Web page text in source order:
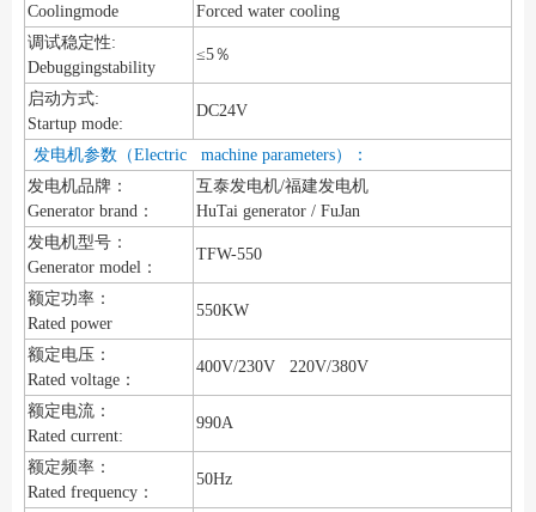
Coolingmode
Forced water cooling
调试稳定性:
Debuggingstability
≤5％
启动方式:
Startup mode:
DC24V
发电机参数（Electric machine parameters）：
发电机品牌：
Generator brand：
互泰发电机/福建发电机
HuTai generator / FuJan
发电机型号：
Generator model：
TFW-550
额定功率：
Rated power
550KW
额定电压：
Rated voltage：
400V/230V 220V/380V
额定电流：
Rated current:
990A
额定频率：
Rated frequency：
50Hz